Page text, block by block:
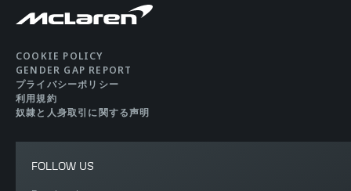
COOKIE POLICY
GENDER GAP REPORT
プライバシーポリシー
利用規約
奴隷と人身取引に関する声明
FOLLOW US